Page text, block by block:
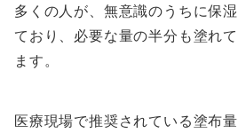
多くの人が、無意識のうちに保
ており、必要な量の半分も塗れ
ます。
医療現場で推奨されている塗布